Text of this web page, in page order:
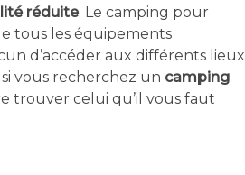
réduite. Le camping pour
tous les équipements
d’accéder aux différents lieux
vous recherchez un camping
trouver celui qu’il vous faut